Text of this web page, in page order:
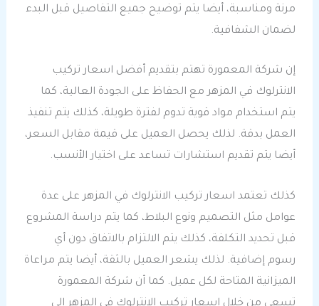
مرنة ومناسبة، أيضا يتم توضيح جميع التفاصيل قبل البدء
لضمان الشفافية.
إن شركة المعمورة تهتم بتقديم أفضل اسعار تركيب
الانترلوك في المزهر مع الحفاظ على الجودة العالية، كما
يتم استخدام مواد قوية تدوم لفترة طويلة، كذلك يتم تنفيذ
العمل بدقة. لذلك يحصل العميل على قيمة مقابل السعر،
أيضا يتم تقديم استشارات تساعد على اختيار الأنسب.
كذلك تعتمد اسعار تركيب الانترلوك في المزهر على عدة
عوامل مثل التصميم ونوع البلاط، كما يتم دراسة المشروع
قبل تحديد التكلفة، كذلك يتم الالتزام بالاتفاق دون أي
رسوم إضافية. لذلك يشعر العميل بالثقة، أيضا يتم مراعاة
الميزانية المتاحة لكل عميل. كما أن شركة المعمورة
تسعى من خلال اسعار تركيب الانترلوك في المزهر إلى